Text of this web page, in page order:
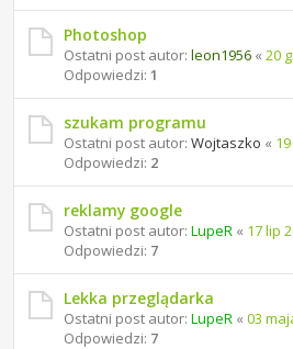
Photoshop
Ostatni post autor: leon1956 « 20
Odpowiedzi: 1
szukam programu
Ostatni post autor: Wojtaszko «
Odpowiedzi: 2
reklamy google
Ostatni post autor: LupeR « 17 lip
Odpowiedzi: 7
Lekka przeglądarka
Ostatni post autor: LupeR « 03
Odpowiedzi: 7